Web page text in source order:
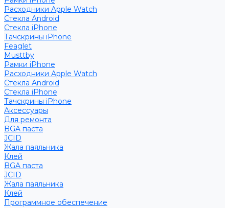
Расходники Apple Watch
Стекла Android
Стекла iPhone
Тачскрины iPhone
Feaglet
Musttby
Рамки iPhone
Расходники Apple Watch
Стекла Android
Стекла iPhone
Тачскрины iPhone
Аксессуары
Для ремонта
BGA паста
JCID
Жала паяльника
Клей
BGA паста
JCID
Жала паяльника
Клей
Программное обеспечение